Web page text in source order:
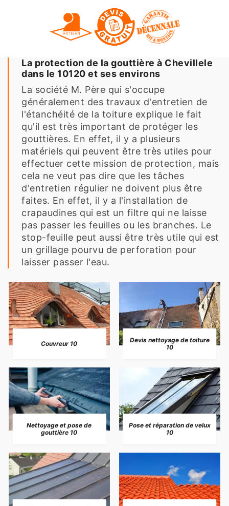
La protection de la gouttière à Chevillele
dans le 10120 et ses environs
La société M. Père qui s'occupe
généralement des travaux d'entretien de
l'étanchéité de la toiture explique le fait
qu'il est très important de protéger les
gouttières. En effet, il y a plusieurs
matériels qui peuvent être très utiles pour
effectuer cette mission de protection, mais
cela ne veut pas dire que les tâches
d'entretien régulier ne doivent plus être
faites. En effet, il y a l'installation de
crapaudines qui est un filtre qui ne laisse
pas passer les feuilles ou les branches. Le
stop-feuille peut aussi être très utile qui est
un grillage pourvu de perforation pour
laisser passer l'eau.
Couvreur 10
Devis nettoyage de toiture
10
Nettoyage et pose de
gouttière 10
Pose et réparation de velux
10